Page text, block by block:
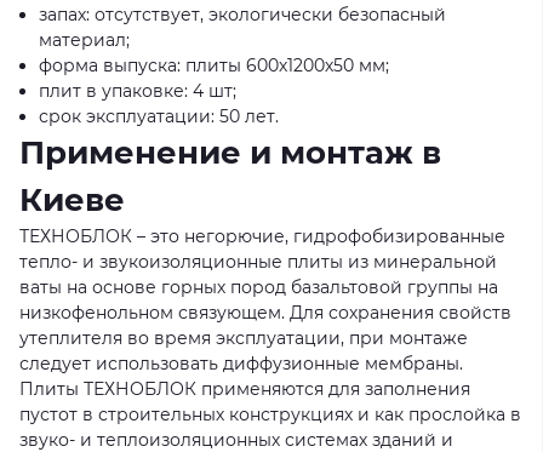
запах: отсутствует, экологически безопасный
материал;
форма выпуска: плиты 600х1200х50 мм;
плит в упаковке: 4 шт;
срок эксплуатации: 50 лет.
Применение и монтаж в
Киеве
ТЕХНОБЛОК – это негорючие, гидрофобизированные
тепло- и звукоизоляционные плиты из минеральной
ваты на основе горных пород базальтовой группы на
низкофенольном связующем. Для сохранения свойств
утеплителя во время эксплуатации, при монтаже
следует использовать диффузионные мембраны.
Плиты ТЕХНОБЛОК применяются для заполнения
пустот в строительных конструкциях и как прослойка в
звуко- и теплоизоляционных системах зданий и